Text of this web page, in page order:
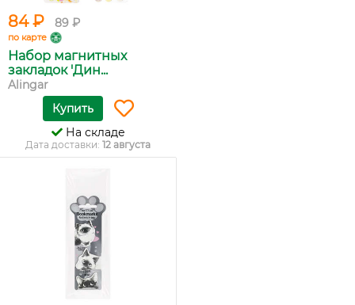
84 ₽ 89 ₽
по карте
Набор магнитных
закладок 'Дин...
Alingar
Купить
На складе
Дата доставки: 12 августа